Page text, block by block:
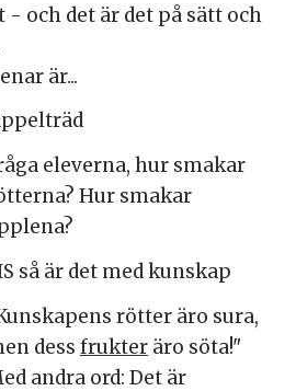
- och det är det på sätt och
är...
eleverna, hur smakar
Hur smakar
så är det med kunskap
rötter äro sura,
dess frukter äro söta!"
andra ord: Det är